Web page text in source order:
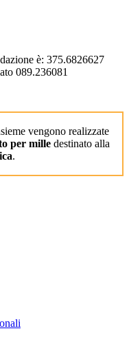
è: 375.6826627
089.236081
vengono realizzate
per milledestinato alla
.